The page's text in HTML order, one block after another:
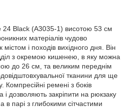
24 Black (A3035-1) висотою 53 см
матеріалів чудово
і походів вихідного дня. Він
з окремою кишенею, в яку можна
до 26 см, та великим переднім
тканини для ще
Компресійні ремені з боків
дозволяють закріпити на рюкзаку
в парі з глибокими сітчастими